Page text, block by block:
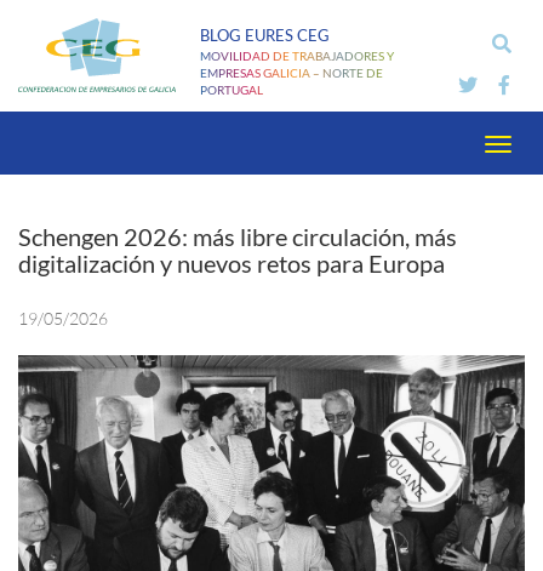
contenido
BLOG EURES CEG
MOVILIDAD DE TRABAJADORES Y
EMPRESAS GALICIA – NORTE DE
PORTUGAL
Schengen 2026: más libre circulación, más
digitalización y nuevos retos para Europa
19/05/2026